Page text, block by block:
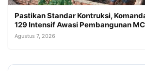
Pastikan Standar Kontruksi,
129 Intensif Awasi Pembangunan
Agustus 7, 2026